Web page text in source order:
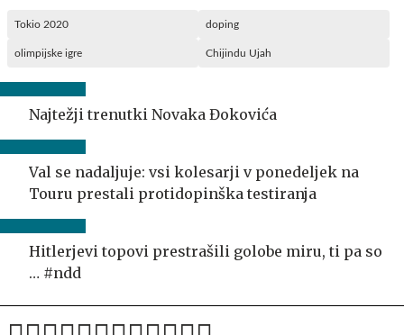
Tokio 2020 doping
olimpijske igre Chijindu Ujah
Najtežji trenutki Novaka Đokovića
Val se nadaljuje: vsi kolesarji v ponedeljek na
Touru prestali protidopinška testiranja
Hitlerjevi topovi prestrašili golobe miru, ti pa so
… #ndd